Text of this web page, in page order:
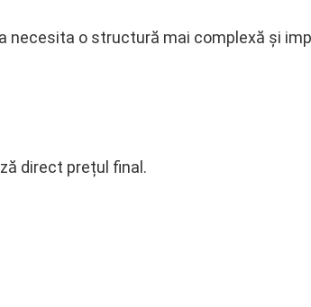
necesita o structură mai complexă și
direct prețul final.